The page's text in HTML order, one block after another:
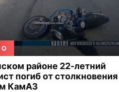
районе 22-летний
погиб от столкновения
КамАЗ